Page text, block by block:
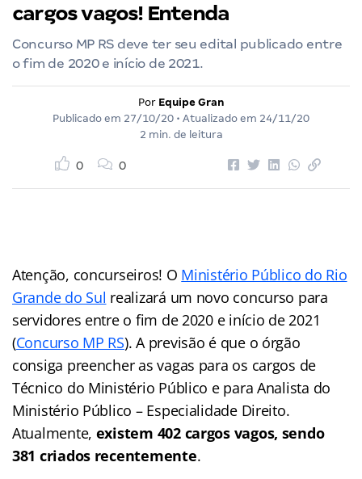
cargos vagos! Entenda
Concurso MP RS deve ter seu edital publicado entre
o fim de 2020 e início de 2021.
Por Equipe Gran
Publicado em 27/10/20 • Atualizado em 24/11/20
2 min. de leitura
0 0
Atenção, concurseiros! O Ministério Público do Rio
Grande do Sul realizará um novo concurso para
servidores entre o fim de 2020 e início de 2021
(Concurso MP RS). A previsão é que o órgão
consiga preencher as vagas para os cargos de
Técnico do Ministério Público e para Analista do
Ministério Público – Especialidade Direito.
Atualmente, existem 402 cargos vagos, sendo
381 criados recentemente.